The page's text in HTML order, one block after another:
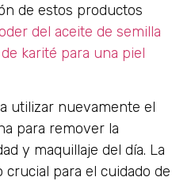
de estos productos
del aceite de semilla
karité para una piel
utilizar nuevamente el
para remover la
y maquillaje del día. La
para el cuidado de